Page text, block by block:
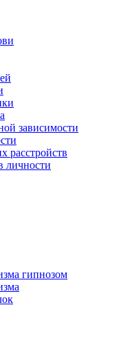
зависимости
расстройств
личности
гипнозом